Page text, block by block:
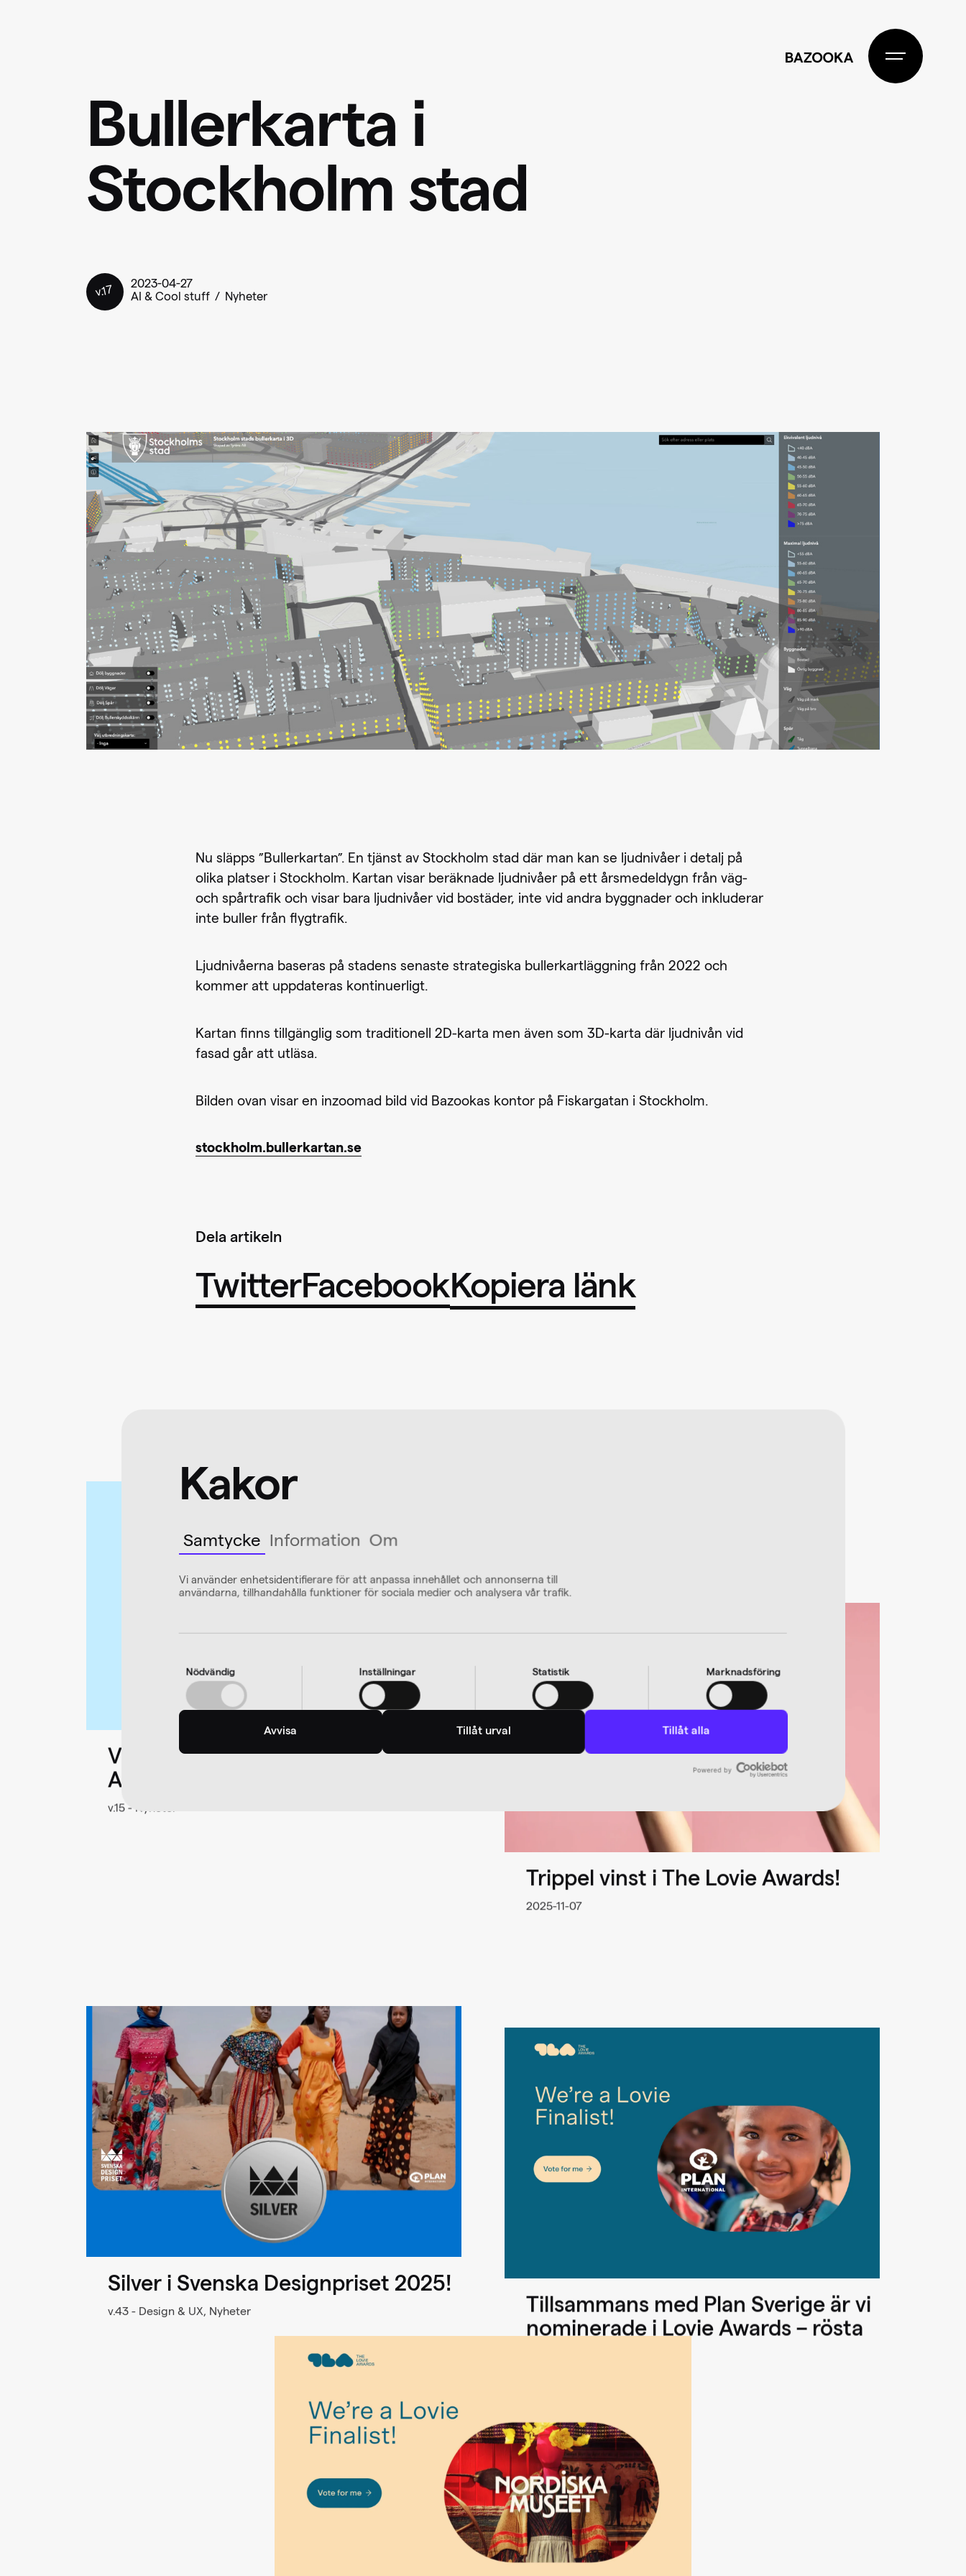
Kakor
Samtycke Information Om
Vi använder enhetsidentifierare för att anpassa innehållet och annonserna till
användarna, tillhandahålla funktioner för sociala medier och analysera vår trafik.
Nödvändig Inställningar Statistik Marknadsföring
Avvisa Tillåt urval Tillåt alla
BAZOOKA
Bullerkarta i
Stockholm stad
v.17
2023-04-27
AI & Cool stuff
Nyheter
Nu släpps ”Bullerkartan”. En tjänst av Stockholm stad där man kan se ljudnivåer i detalj på
olika platser i Stockholm. Kartan visar beräknade ljudnivåer på ett årsmedeldygn från väg-
och spårtrafik och visar bara ljudnivåer vid bostäder, inte vid andra byggnader och inkluderar
inte buller från flygtrafik.
Ljudnivåerna baseras på stadens senaste strategiska bullerkartläggning från 2022 och
kommer att uppdateras kontinuerligt.
Kartan finns tillgänglig som traditionell 2D-karta men även som 3D-karta där ljudnivån vid
fasad går att utläsa.
Bilden ovan visar en inzoomad bild vid Bazookas kontor på Fiskargatan i Stockholm.
stockholm.bullerkartan.se
Dela artikeln
TwitterFacebookKopiera länk
Vi är nominerade i The Webby
Awards 2026!
v.15 - Nyheter
Trippel vinst i The Lovie Awards!
2025-11-07
Silver i Svenska Designpriset 2025!
v.43 - Design & UX, Nyheter
Tillsammans med Plan Sverige är vi
nominerade i Lovie Awards – rösta